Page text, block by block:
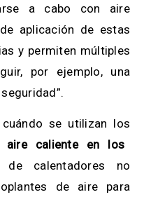
a cabo con aire
aplicación de estas
y permiten múltiples
por ejemplo, una
se utilizan los
aire caliente en los
calentadores no
de aire para